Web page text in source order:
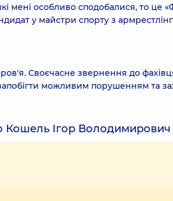
мені особливо сподобалися, то це
у майстри спорту з
Своєчасне звернення до
можливим порушенням та
Кошель Ігор Володимирович